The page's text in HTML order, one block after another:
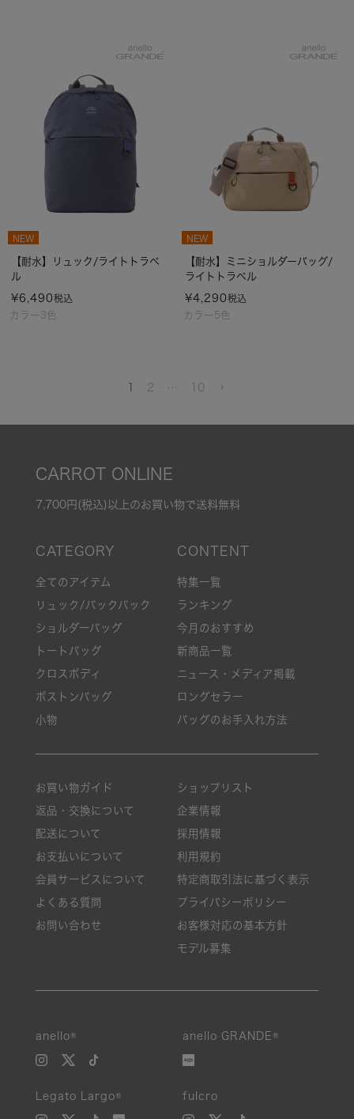
カラー3色
NEW
【耐水】リュック/ライトトラベ
ル
¥6,490税込
カラー5色
NEW
【耐水】ミニショルダーバッグ/
ライトトラベル
¥4,290税込
2 … 10
新着
SALE
CARROT ONLINE
7,700円(税込)以上のお買い物で送料無料
全てのアイテム
リュック/バックパック
ショルダーバッグ
トートバッグ
クロスボディ
ボストンバッグ
小物
特集一覧
ランキング
今月のおすすめ
新商品一覧
ニュース・メディア掲載
ロングセラー
バッグのお手入れ方法
お買い物ガイド
返品・交換について
配送について
お支払いについて
会員サービスについて
よくある質問
お問い合わせ
ショップリスト
企業情報
採用情報
利用規約
特定商取引法に基づく表示
プライバシーポリシー
お客様対応の基本方針
モデル募集
anello® anello GRANDE®
Legato Largo® fulcro